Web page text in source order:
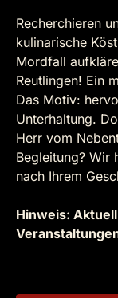
Recherchieren
kulinarische
Mordfall
Reutlingen! Ein
Das Motiv:
Unterhaltung.
Herr vom
Begleitung? Wir
nach Ihrem
Hinweis: